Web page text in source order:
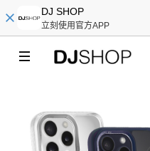
DJ SHOP
立刻使用官方APP